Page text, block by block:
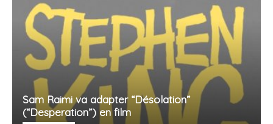
Sam Raimi va adapter “Désolation”
(“Desperation”) en film